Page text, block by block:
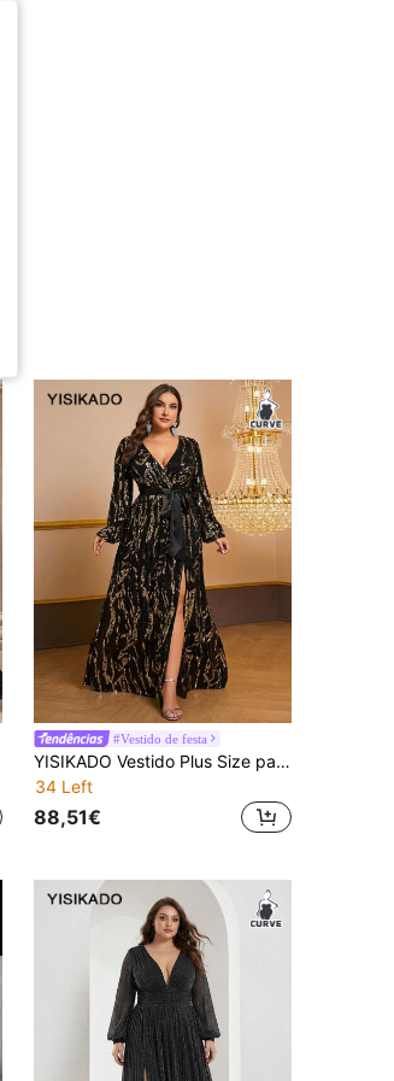
#Vestido de festa
YISIKADO Vestido Plus Size para Mulher com Decote em V Cruzado, Manga Comprida e Decoração de Lantejoulas, Vestido de Festa, Vestido de Convidada de Casamento, Vestido Formal, Vestido de Noite, Vestido de Gala, Primavera/Outono
34 Left
88,51€